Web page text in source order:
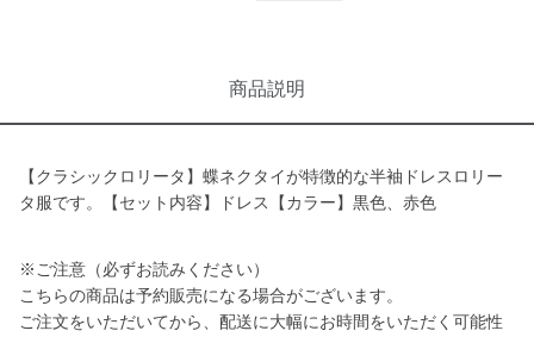
商品説明
【クラシックロリータ】蝶ネクタイが特徴的な半袖ドレスロリー
タ服です。【セット内容】ドレス【カラー】黒色、赤色
※ご注意（必ずお読みください）
こちらの商品は予約販売になる場合がございます。
ご注文をいただいてから、配送に大幅にお時間をいただく可能性